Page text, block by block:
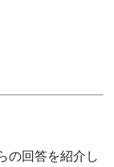
の回答を紹介し